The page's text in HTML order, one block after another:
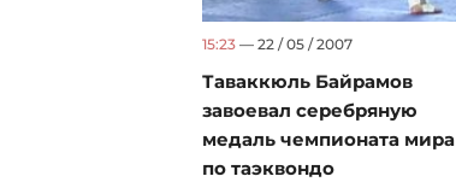
15:23 — 22 / 05 / 2007
Таваккюль Байрамов
завоевал серебряную
медаль чемпионата мира
по таэквондо